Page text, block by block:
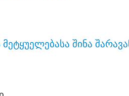
შინა